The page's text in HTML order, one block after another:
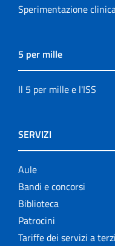
Sperimentazione
5 per mille
Il 5 per mille e l'ISS
SERVIZI
Aule
Bandi e concorsi
Biblioteca
Patrocini
Tariffe dei servizi a terzi